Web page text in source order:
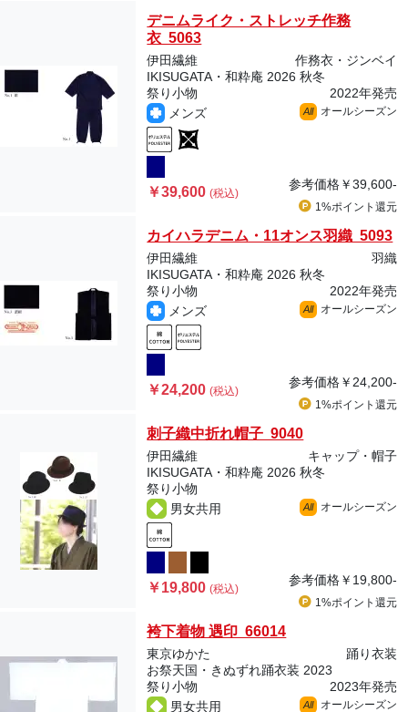
デニムライク・ストレッチ作務
衣 5063
伊田繊維
作務衣・ジンベイ
IKISUGATA・和粋庵 2026 秋冬
祭り小物
2022年発売
メンズ
All オールシーズン
￥39,600(税込)
参考価格￥39,600-
1%ポイント 還元
カイハラデニム・11オンス羽織 5093
伊田繊維
羽織
IKISUGATA・和粋庵 2026 秋冬
祭り小物
2022年発売
メンズ
All オールシーズン
￥24,200(税込)
参考価格￥24,200-
1%ポイント 還元
刺子織中折れ帽子 9040
伊田繊維
キャップ・帽子
IKISUGATA・和粋庵 2026 秋冬
祭り小物
男女共用
All オールシーズン
￥19,800(税込)
参考価格￥19,800-
1%ポイント 還元
袴下着物 遇印 66014
東京ゆかた
踊り衣装
お祭天国・きぬずれ踊衣装 2023
祭り小物
2023年発売
男女共用
All オールシーズン